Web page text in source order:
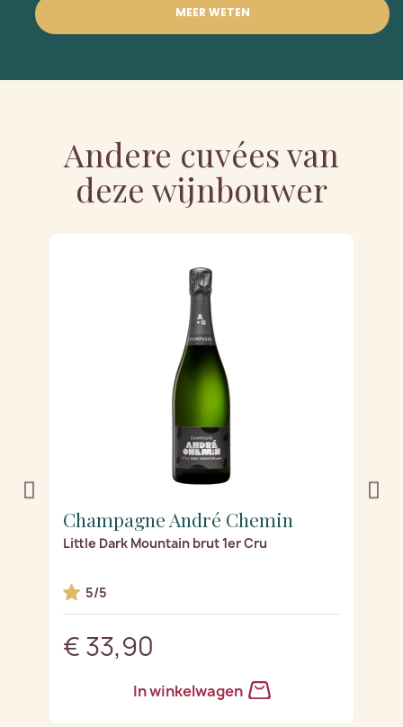
MEER WETEN
Andere cuvées van
deze wijnbouwer
Champagne André Chemin
Little Dark Mountain brut 1er Cru
5/5
€ 33,90
In winkelwagen